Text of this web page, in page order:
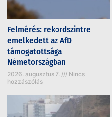
Felmérés: rekordszintre
emelkedett az AfD
támogatottsága
Németországban
2026. augusztus 7.
Nincs
hozzászólás